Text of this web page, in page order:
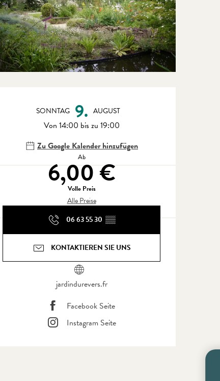
Öffnungszeiten &
SONNTAG 9. AUGUST
Von 14:00 bis zu 19:00
Zu Google Kalender hinzufügen
Ab
6,00 €
Volle Preis
Alle Preise
06 63 55 30 ▒▒
KONTAKTIEREN SIE UNS
jardindurevers.fr
Facebook Seite
Instagram Seite